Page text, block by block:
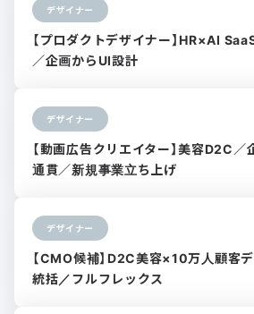
デザイナー
【プロダクトデザイナー】HR×AI
／企画からUI設計
デザイナー
【動画広告クリエイター】美容D2C
通貫／新規事業立ち上げ
デザイナー
【CMO候補】D2C美容×10万人顧客
統括／フルフレックス